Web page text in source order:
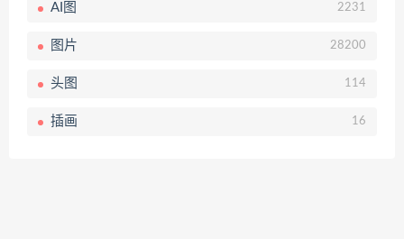
AI图 2231
图片 28200
头图 114
插画 16